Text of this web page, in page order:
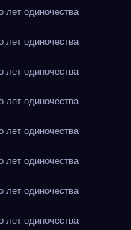
лет одиночества
лет одиночества
лет одиночества
лет одиночества
лет одиночества
лет одиночества
лет одиночества
лет одиночества